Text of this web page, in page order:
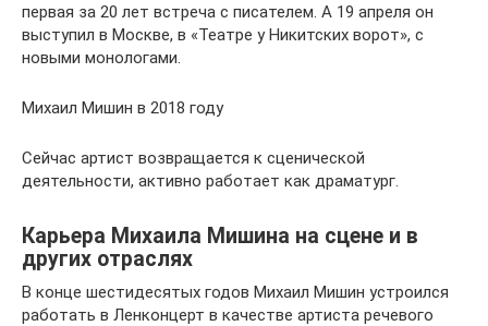
первая за 20 лет встреча с писателем. А 19 апреля он
выступил в Москве, в «Театре у Никитских ворот», с
новыми монологами.
Михаил Мишин в 2018 году
Сейчас артист возвращается к сценической
деятельности, активно работает как драматург.
Карьера Михаила Мишина на сцене и в
других отраслях
В конце шестидесятых годов Михаил Мишин устроился
работать в Ленконцерт в качестве артиста речевого